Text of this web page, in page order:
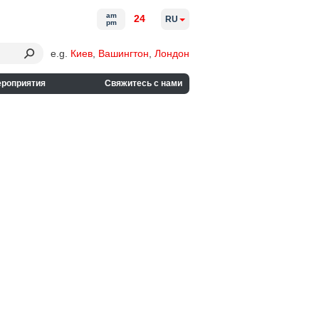
e.g. Киев Вашингтон Лондон
Свяжитесь с нами
am
pm
24 RU